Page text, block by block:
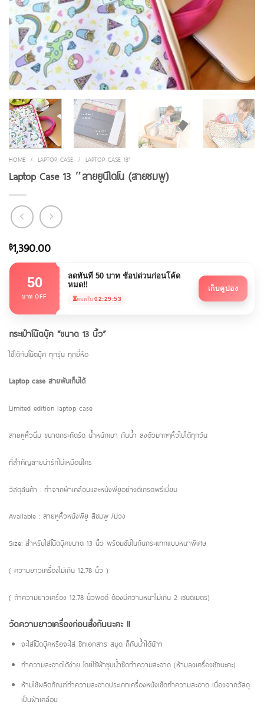
HOME / LAPTOP CASE / LAPTOP CASE 13"
Laptop Case 13 ″ลายยูนิไดโน (สายชมพู)
฿1,390.00
50
บาท OFF
ลดทันที 50 บาท ช้อปด่วนก่อนโค้ด
หมด!!
⏳หมดใน 02:29:53
เก็บคูปอง
กระเป๋าโน๊ตบุ๊ค “ขนาด 13 นิ้ว”
ใช้ได้กับโน๊ตบุ๊ค ทุกรุ่น ทุกยี่ห้อ
Laptop case สายพับเก็บได้
Limited edition laptop case
สายหูหิ้วนิ่ม ขนาดกระทัดรัด น้ำหนักเบา กันน้ำ ลงตัวมากๆหิ้วไปได้ทุกวัน
ที่สำคัญลายน่ารักไม่เหมือนใคร
วัสดุสินค้า : ทำจากผ้าเคลือบและหนังพียูอย่างดีเกรดพรีเมี่ยม
Available : สายหูหิ้วหนังพียู สีชมพู /ม่วง
Size: สำหรับใส่โน๊ตบุ๊คขนาด 13 นิ้ว พร้อมซับในกันกระแทกแบบหนาพิเศษ
( ความยาวเครื่องไม่เกิน 12.78 นิ้ว )
( ถ้าความยาวเครื่อง 12.78 นิ้วพอดี ต้องมีความหนาไม่เกิน 2 เซนติเมตร)
วัดความยาวเครื่องก่อนสั่งกันนะคะ !!
จะใส่โน๊ตบุ๊คหรือจะใส่ ชีทเอกสาร สมุด ก็กันน้ำได้น้าา
ทำความสะอาดได้ง่าย โดยใช้ผ้าชุบน้ำช็ดทำความสะอาด (ห้ามลงเครื่องซักนะคะ)
ห้ามใช้ผลิตภัณฑ์ทำความสะอาดประเภทเครื่องหนังเช็ดทำความสะอาด เนื่องจากวัสดุ
เป็นผ้าเคลือบ